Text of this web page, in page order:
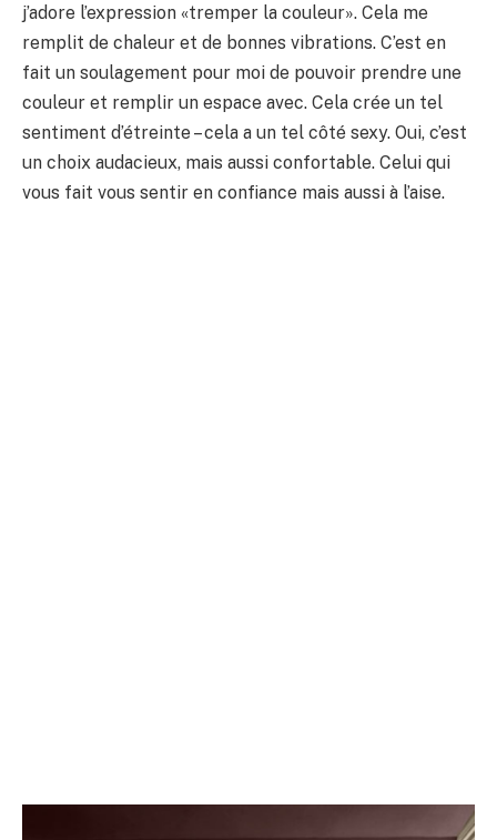
j’adore l’expression «tremper la couleur». Cela me
remplit de chaleur et de bonnes vibrations. C’est en
fait un soulagement pour moi de pouvoir prendre une
couleur et remplir un espace avec. Cela crée un tel
sentiment d’étreinte – cela a un tel côté sexy. Oui, c’est
un choix audacieux, mais aussi confortable. Celui qui
vous fait vous sentir en confiance mais aussi à l’aise.